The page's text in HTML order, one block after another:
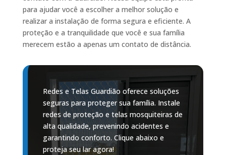
para ajudar você a escolher a melhor solução e
realizar a instalação de forma segura e eficiente. A
proteção e a tranquilidade que você e sua família
merecem estão a apenas um contato de distância.
Redes e Telas Guardião oferece soluções
seguras para proteger sua família. Instale
redes de proteção e telas mosquiteiras de
alta qualidade, prevenindo acidentes e
garantindo conforto. Clique abaixo e
proteja seu lar agora!